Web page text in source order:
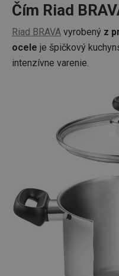
Čím Riad
Riad BRAVA vyrobený z
ocele je špičkový
intenzívne varenie.